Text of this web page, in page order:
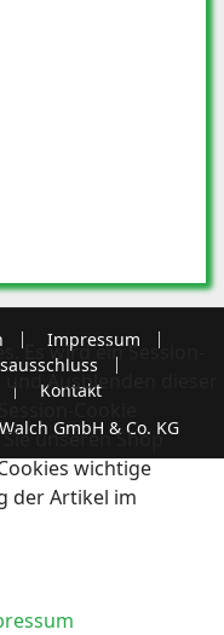
Impressum
Kontakt
GmbH & Co. KG
Es wird ein Session-
Ausblenden dieser
Cookie
unseren Shop
wichtige
der Artikel im